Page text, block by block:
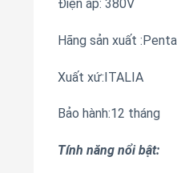
Điện áp: 380V
Hãng sản xuất :Penta
Xuất xứ:ITALIA
Bảo hành:12 tháng
Tính năng nổi bật: